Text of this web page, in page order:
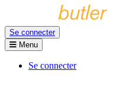
Se connecter
Menu
Se connecter